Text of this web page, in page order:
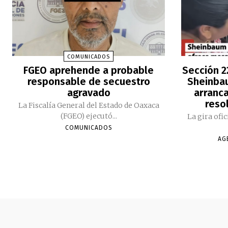
COMUNICADOS
FGEO aprehende a probable
responsable de secuestro
agravado
La Fiscalía General del Estado de Oaxaca
(FGEO) ejecutó...
COMUNICADOS
Sección
La gira